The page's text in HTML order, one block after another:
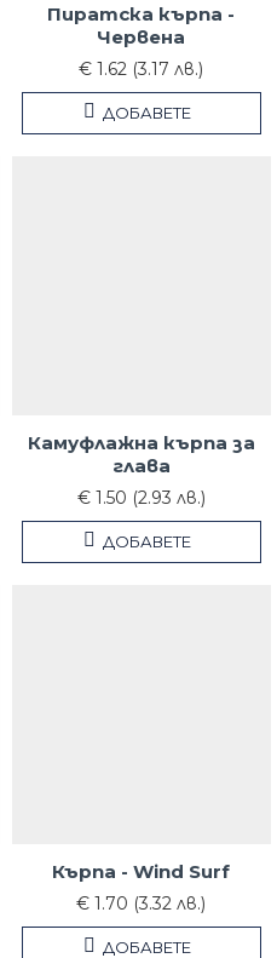
Пиратска кърпа -
Червена
€ 1.62 (3.17 лв.)
ДОБАВЕТЕ
Камуфлажна кърпа за
глава
€ 1.50 (2.93 лв.)
ДОБАВЕТЕ
Кърпа - Wind Surf
€ 1.70 (3.32 лв.)
ДОБАВЕТЕ